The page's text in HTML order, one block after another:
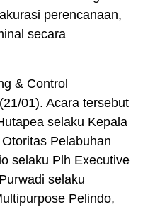
perencanaan,
secara
& Control
01). Acara tersebut
selaku Kepala
Pelabuhan
selaku Plh Executive
selaku
Pelindo,